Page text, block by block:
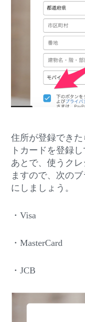
住所が登録できた
トカードを登録し
あとで、使うク
ますので、次の
にしましょう。
・Visa
・MasterCard
・JCB